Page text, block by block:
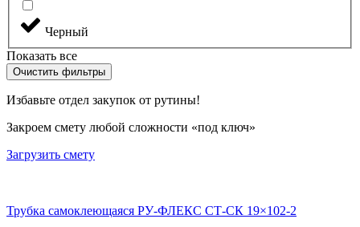
Черный
Показать все
Очистить фильтры
Избавьте отдел закупок от рутины!
Закроем смету любой сложности «под ключ»
Загрузить смету
Трубка самоклеющаяся РУ-ФЛЕКС СТ-СК 19×102-2